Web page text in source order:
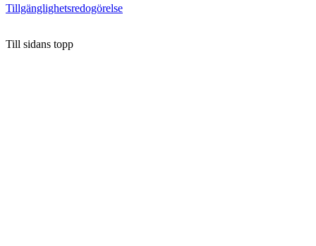
Tillgänglighetsredogörelse
Till sidans topp